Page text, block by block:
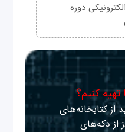
دوره
تهیه کنیم؟
از کتابخانه‌های
از دکه‌های